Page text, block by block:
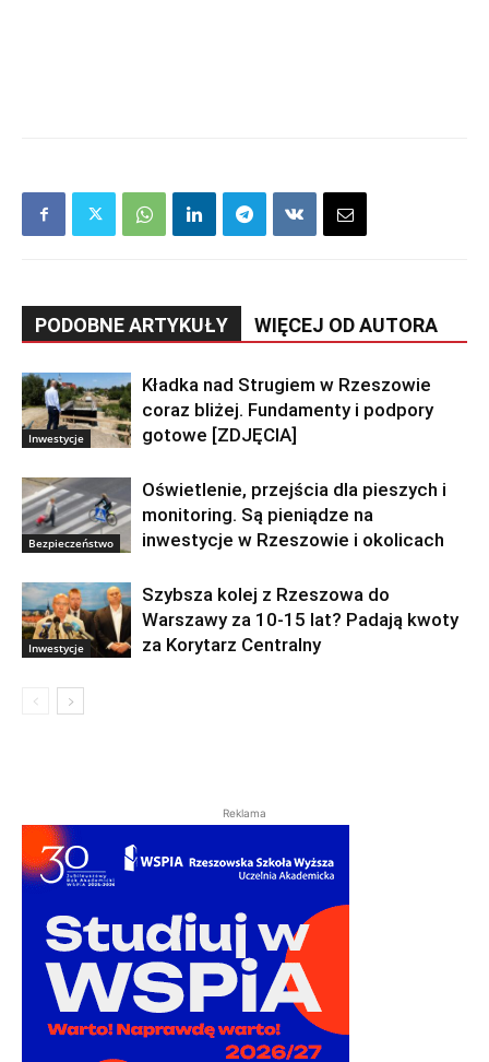
PODOBNE ARTYKUŁY WIĘCEJ OD AUTORA
Inwestycje
Kładka nad Strugiem w Rzeszowie
coraz bliżej. Fundamenty i podpory
gotowe [ZDJĘCIA]
Bezpieczeństwo
Oświetlenie, przejścia dla pieszych i
monitoring. Są pieniądze na
inwestycje w Rzeszowie i okolicach
Inwestycje
Szybsza kolej z Rzeszowa do
Warszawy za 10-15 lat? Padają kwoty
za Korytarz Centralny
Reklama